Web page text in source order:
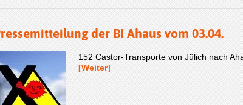
der BI Ahaus vom 03.04.
152 Castor-Transporte von Jülich nach
[Weiter]